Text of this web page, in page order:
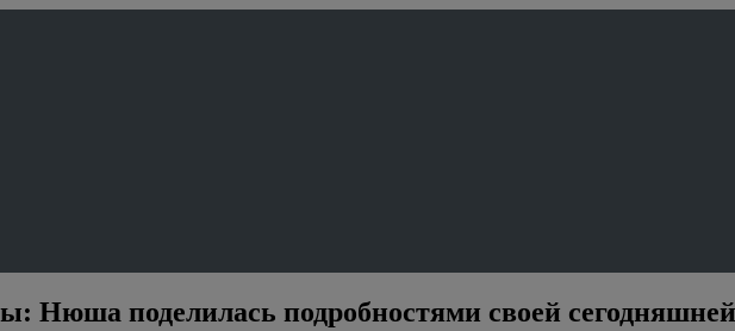
Нюша поделилась подробностями своей